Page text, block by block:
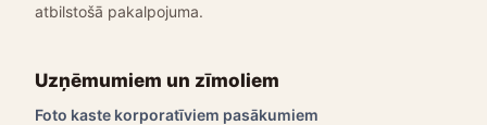
atbilstošā pakalpojuma.
Uzņēmumiem un zīmoliem
Foto kaste korporatīviem pasākumiem